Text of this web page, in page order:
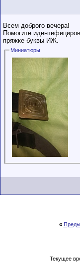
Всем доброго вечера!
Помогите
пряжке буквы ИЖ.
Миниатюры
«
Текущее